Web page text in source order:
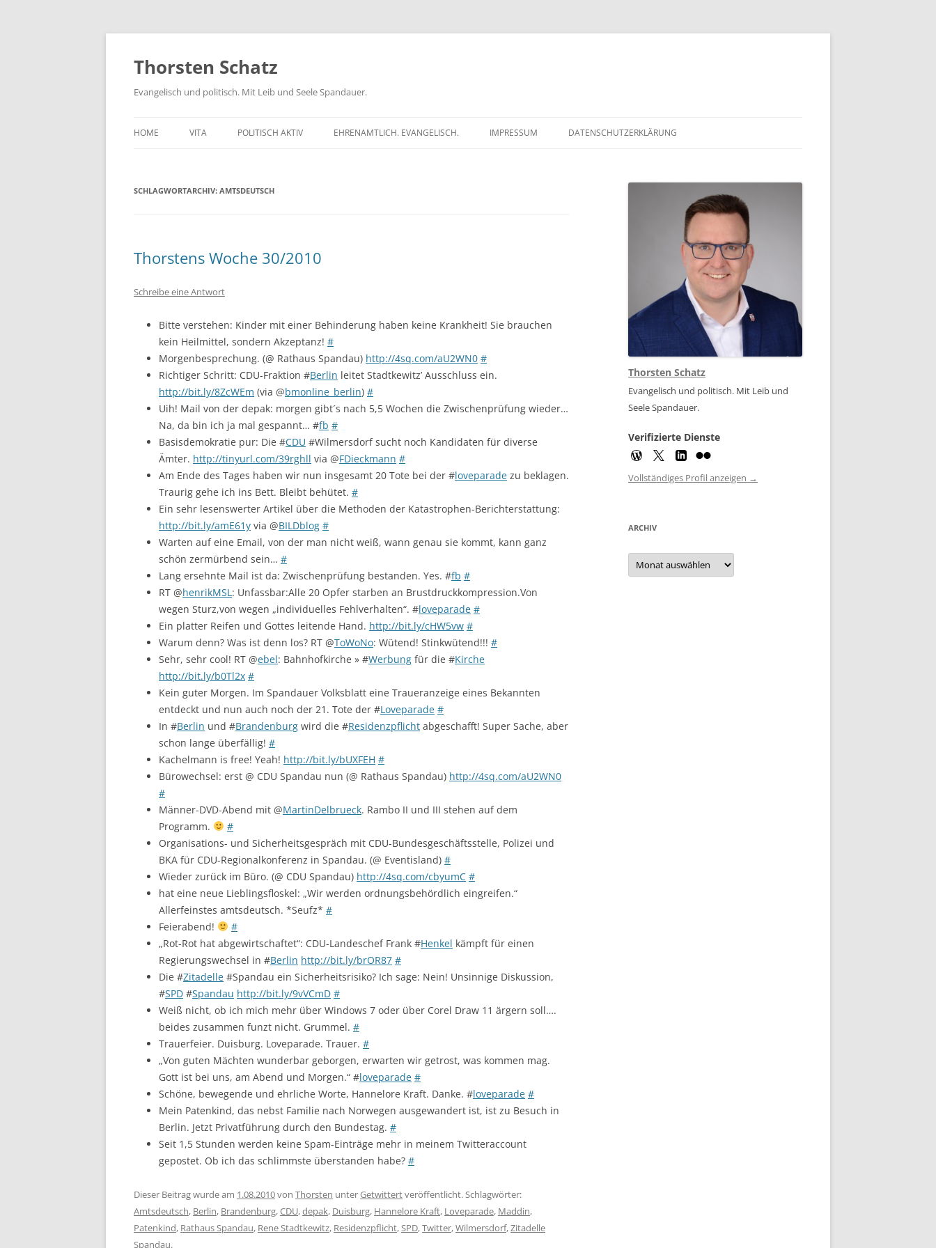
Zum
springen
Thorsten Schatz
Evangelisch und politisch. Mit Leib und Seele Spandauer.
HOME VITA POLITISCH AKTIV
SCHRIFTLICHE ANFRAGEN
EHRENAMTLICH. EVANGELISCH. IMPRESSUM DATENSCHUTZERKLÄRUNG
SCHLAGWORTARCHIV: AMTSDEUTSCH
Thorstens Woche 30/2010
Schreibe eine Antwort
Bitte verstehen: Kinder mit einer Behinderung haben keine Krankheit! Sie brauchen
kein Heilmittel, sondern Akzeptanz! #
Morgenbesprechung. (@ Rathaus Spandau) http://4sq.com/aU2WN0 #
Richtiger Schritt: CDU-Fraktion #Berlin leitet Stadtkewitz’ Ausschluss ein.
http://bit.ly/8ZcWEm (via @bmonline_berlin) #
Uih! Mail von der depak: morgen gibt´s nach 5,5 Wochen die Zwischenprüfung wieder…
Na, da bin ich ja mal gespannt… #fb #
Basisdemokratie pur: Die #CDU #Wilmersdorf sucht noch Kandidaten für diverse
Ämter. http://tinyurl.com/39rghll via @FDieckmann #
Am Ende des Tages haben wir nun insgesamt 20 Tote bei der #loveparade zu beklagen.
Traurig gehe ich ins Bett. Bleibt behütet. #
Ein sehr lesenswerter Artikel über die Methoden der Katastrophen-Berichterstattung:
http://bit.ly/amE61y via @BILDblog #
Warten auf eine Email, von der man nicht weiß, wann genau sie kommt, kann ganz
schön zermürbend sein… #
Lang ersehnte Mail ist da: Zwischenprüfung bestanden. Yes. #fb #
RT @henrikMSL: Unfassbar:Alle 20 Opfer starben an Brustdruckkompression.Von
wegen Sturz,von wegen „individuelles Fehlverhalten“. #loveparade #
Ein platter Reifen und Gottes leitende Hand. http://bit.ly/cHW5vw #
Warum denn? Was ist denn los? RT @ToWoNo: Wütend! Stinkwütend!!! #
Sehr, sehr cool! RT @ebel: Bahnhofkirche » #Werbung für die #Kirche
http://bit.ly/b0Tl2x #
Kein guter Morgen. Im Spandauer Volksblatt eine Traueranzeige eines Bekannten
entdeckt und nun auch noch der 21. Tote der #Loveparade #
In #Berlin und #Brandenburg wird die #Residenzpflicht abgeschafft! Super Sache, aber
schon lange überfällig! #
Kachelmann is free! Yeah! http://bit.ly/bUXFEH #
Bürowechsel: erst @ CDU Spandau nun (@ Rathaus Spandau) http://4sq.com/aU2WN0
#
Männer-DVD-Abend mit @MartinDelbrueck. Rambo II und III stehen auf dem
Programm.
#
Organisations- und Sicherheitsgespräch mit CDU-Bundesgeschäftsstelle, Polizei und
BKA für CDU-Regionalkonferenz in Spandau. (@ Eventisland) #
Wieder zurück im Büro. (@ CDU Spandau) http://4sq.com/cbyumC #
hat eine neue Lieblingsfloskel: „Wir werden ordnungsbehördlich eingreifen.“
Allerfeinstes amtsdeutsch. *Seufz* #
Feierabend!
#
„Rot-Rot hat abgewirtschaftet“: CDU-Landeschef Frank #Henkel kämpft für einen
Regierungswechsel in #Berlin http://bit.ly/brOR87 #
Die #Zitadelle #Spandau ein Sicherheitsrisiko? Ich sage: Nein! Unsinnige Diskussion,
#SPD #Spandau http://bit.ly/9vVCmD #
Weiß nicht, ob ich mich mehr über Windows 7 oder über Corel Draw 11 ärgern soll….
beides zusammen funzt nicht. Grummel. #
Trauerfeier. Duisburg. Loveparade. Trauer. #
„Von guten Mächten wunderbar geborgen, erwarten wir getrost, was kommen mag.
Gott ist bei uns, am Abend und Morgen.“ #loveparade #
Schöne, bewegende und ehrliche Worte, Hannelore Kraft. Danke. #loveparade #
Mein Patenkind, das nebst Familie nach Norwegen ausgewandert ist, ist zu Besuch in
Berlin. Jetzt Privatführung durch den Bundestag. #
Seit 1,5 Stunden werden keine Spam-Einträge mehr in meinem Twitteraccount
gepostet. Ob ich das schlimmste überstanden habe? #
Dieser Beitrag wurde am 1.08.2010von Thorsten unterGetwittertveröffentlicht. Schlagwörter:
Amtsdeutsch, Berlin, Brandenburg,CDU,depak, Duisburg, Hannelore Kraft, Loveparade, Maddin,
Patenkind, Rathaus Spandau, Rene Stadtkewitz, Residenzpflicht,SPD,Twitter,Wilmersdorf,Zitadelle
Spandau.
Thorsten Schatz
Evangelisch und politisch. Mit Leib und
Seele Spandauer.
Verifizierte Dienste
Vollständiges Profil anzeigen →
ARCHIV
Archiv